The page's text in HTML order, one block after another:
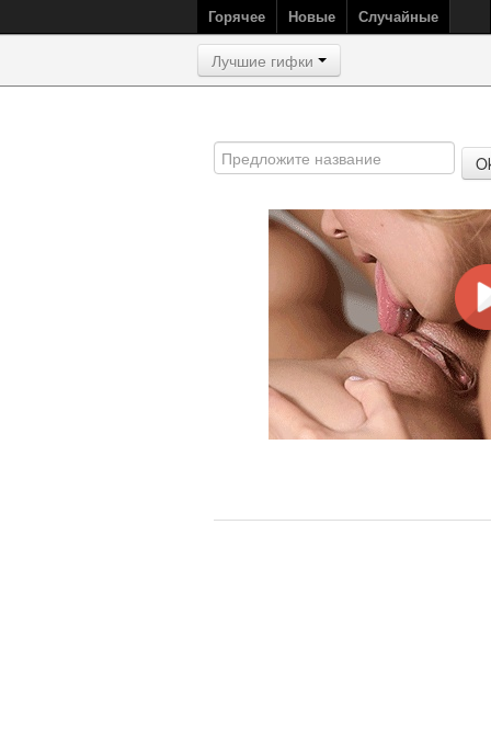
Горячее Новые Случайные
Лучшие гифки